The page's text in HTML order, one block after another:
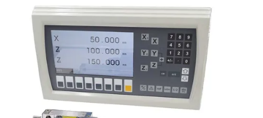
SITE
PRIVACY
POLICY